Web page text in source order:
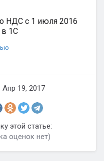
НДС с 1 июля 2016
в 1С
19, 2017
этой статье:
оценок нет)